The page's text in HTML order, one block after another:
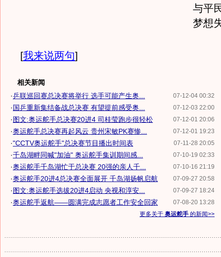
与平
梦想
[我来说两句]
相关新闻
07-12-04 00:32
·乒联巡回赛总决赛将举行 选手可能产生奥...
07-12-03 22:00
·国乒重新集结备战总决赛 有望提前感受奥...
07-12-01 20:06
·图文:奥运舵手总决赛20进4 司桂莹跑步很轻松
07-12-01 19:23
·奥运舵手总决赛再起风云 贵州宋敏PK赛惨...
07-11-28 20:05
·"CCTV奥运舵手"总决赛节目播出时间表
07-10-19 02:33
·千岛湖畔同喊"加油" 奥运舵手集训期间感...
07-10-16 21:19
·奥运舵手千岛湖忙于总决赛 20强的亲人千...
07-09-27 20:58
·奥运舵手20进4总决赛全面展开 千岛湖扬帆启航
07-09-27 18:24
·图文:奥运舵手选拔20进4启动 央视和淳安...
07-08-20 13:28
·奥运舵手返航——圆满完成志愿者工作安全回家
更多关于 奥运舵手 的新闻>>